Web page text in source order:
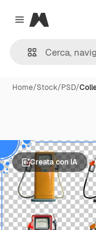
Close menu
Magnific
Home/Stock/PSD/
Creata con IA